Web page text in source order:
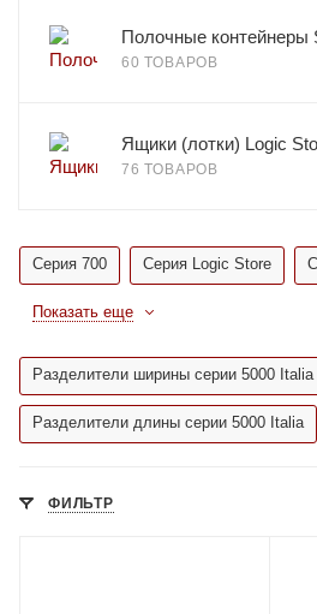
Полочные контейнеры
60 ТОВАРОВ
Ящики (лотки) Logic
76 ТОВАРОВ
Серия 700 Серия Logic Store
Показать еще
Разделители ширины серии 5000 Italia
Разделители длины серии 5000 Italia
ФИЛЬТР